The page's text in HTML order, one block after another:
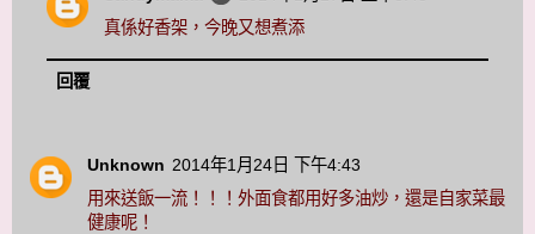
真係好香架，今晚又想煮添
回覆
Unknown 2014年1月24日 下午4:43
用來送飯一流！！！外面食都用好多油炒，還是自家菜最
健康呢！